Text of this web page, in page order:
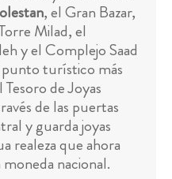
, el Gran Bazar,
Milad, el
y el Complejo Saad
turístico más
de Joyas
de las puertas
y guarda joyas
realeza que ahora
nacional.